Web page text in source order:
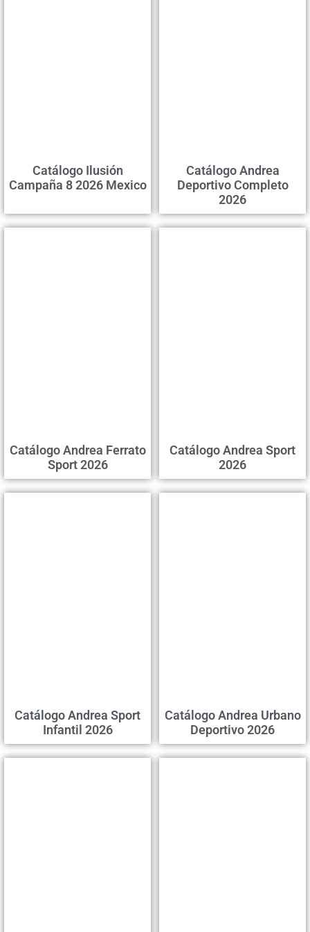
Catálogo Ilusión
Campaña 8 2026 Mexico
Catálogo Andrea
Deportivo Completo
2026
Catálogo Andrea Ferrato
Sport 2026
Catálogo Andrea Sport
2026
Catálogo Andrea Sport
Infantil 2026
Catálogo Andrea Urbano
Deportivo 2026